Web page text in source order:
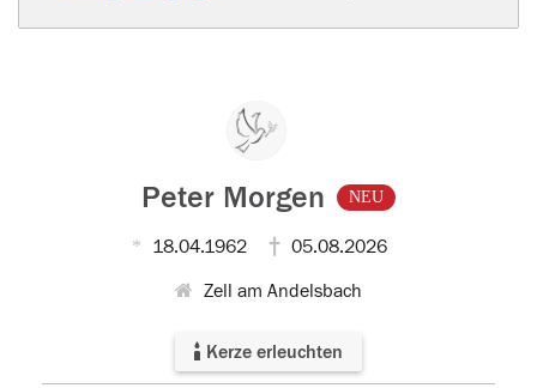
Peter Morgen NEU
18.04.1962 05.08.2026
Zell am Andelsbach
Kerze erleuchten